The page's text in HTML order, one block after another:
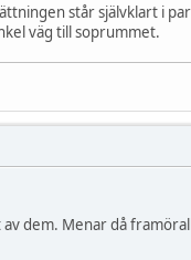
står självklart i
väg till soprummet.
dem. Menar då